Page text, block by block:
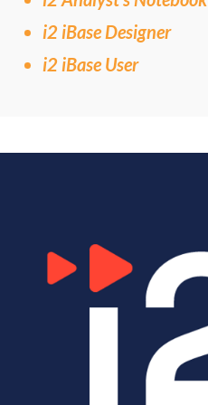
i2 iBase Designer
i2 iBase User